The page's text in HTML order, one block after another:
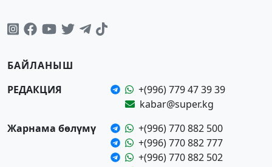
БАЙЛАНЫШ
РЕДАКЦИЯ
+(996) 779 47 39 39
kabar@super.kg
Жарнама бөлүмү
+(996) 770 882 500
+(996) 770 882 777
+(996) 770 882 502